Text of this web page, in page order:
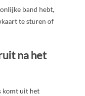
band hebt,
te sturen of
na het
komt uit het